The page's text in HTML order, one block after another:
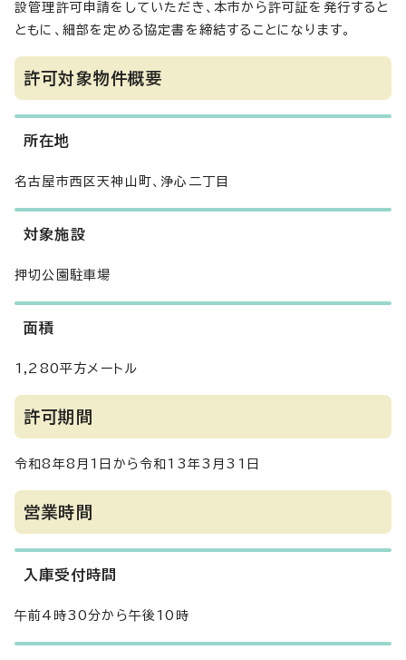
設管理許可申請をしていただき、本市から許可証を発行すると
ともに、細部を定める協定書を締結することになります。
許可対象物件概要
所在地
名古屋市西区天神山町、浄心二丁目
対象施設
押切公園駐車場
面積
1,280平方メートル
許可期間
令和8年8月1日から令和13年3月31日
営業時間
入庫受付時間
午前4時30分から午後10時